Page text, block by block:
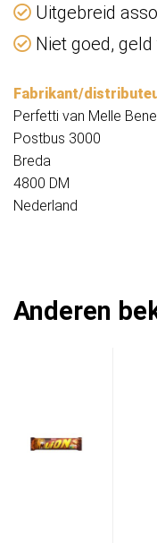
Uitgebreid
Niet goed,
Fabrikant/
Perfetti van Melle
Postbus 3000
Breda
4800 DM
Nederland
Anderen